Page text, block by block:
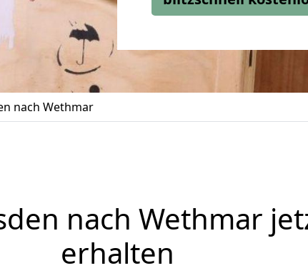
nach Wethmar
nach Wethmar
erhalten